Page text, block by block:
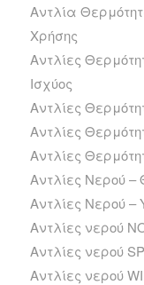
Αντλία
Χρήσης
Αντλίες
Ισχύος
Αντλίες
Αντλίες
Αντλίες
Αντλίες Νερού
Αντλίες Νερού –
Αντλίες νερού
Αντλίες νερού
Αντλίες νερού